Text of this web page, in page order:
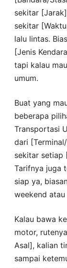
sekitar
sekitar
lalu lintas.
[Jenis
tapi kalau
umum.
Buat yang
beberapa
Transportasi
dari
sekitar setiap
Tarifnya juga
siap ya,
weekend
Kalau bawa
motor,
Asal], kalian
sampai